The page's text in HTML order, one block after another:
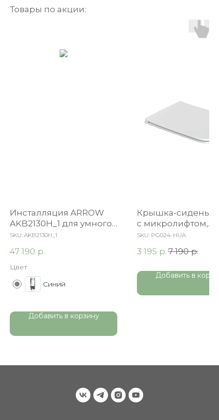
Товары по акции:
Инсталляция ARROW
AKB2130H_1 для умного
унитаза
SKU: AKB2130H_1
47 190 р.
Цвет
Синий
Добавить в корзину
Крышка-сиденье
c микролифтом,
быстросъемное
SKU: PG024-HUA
3 195 р. 7 190 р.
Добавить в